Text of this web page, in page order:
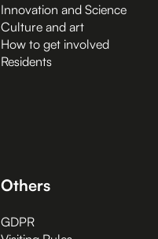
Innovation and Science
Culture and art
How to get involved
Residents
Others
GDPR